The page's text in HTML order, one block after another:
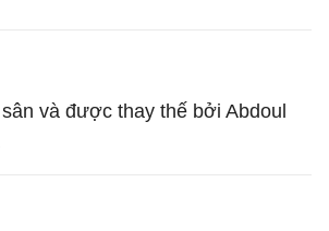
và được thay thế bởi Abdoul